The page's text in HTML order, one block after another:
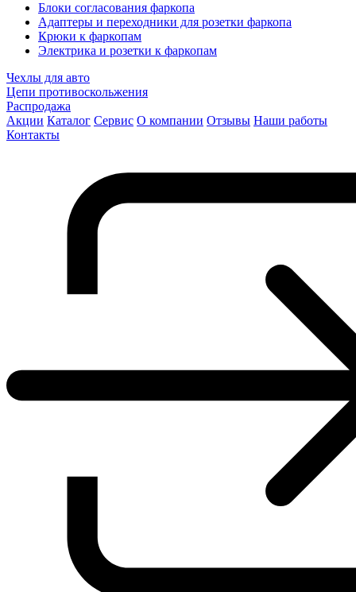
Блоки согласования фаркопа
Адаптеры и переходники для розетки фаркопа
Крюки к фаркопам
Электрика и розетки к фаркопам
Чехлы для авто
Цепи противоскольжения
Распродажа
Акции Каталог Сервис О компании Отзывы Наши работы
Контакты